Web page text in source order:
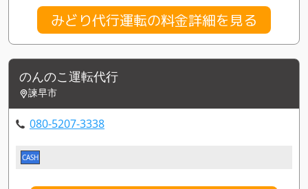
みどり代行運転の料金詳細を見る
のんのこ運転代行
諫早市
080-5207-3338
CASH